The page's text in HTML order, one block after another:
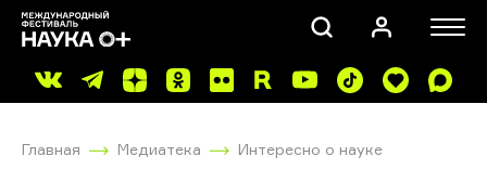
Главная Медиатека Интересно о науке